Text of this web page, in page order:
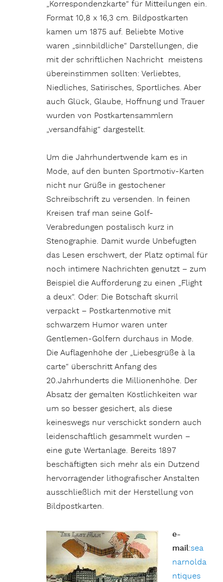
„Korrespondenzkarte“ für Mitteilungen ein.
Format 10,8 x 16,3 cm. Bildpostkarten
kamen um 1875 auf. Beliebte Motive
waren „sinnbildliche“ Darstellungen, die
mit der schriftlichen Nachricht meistens
übereinstimmen sollten: Verliebtes,
Niedliches, Satirisches, Sportliches. Aber
auch Glück, Glaube, Hoffnung und Trauer
wurden von Postkartensammlern
„versandfähig“ dargestellt.
Um die Jahrhundertwende kam es in
Mode, auf den bunten Sportmotiv-Karten
nicht nur Grüße in gestochener
Schreibschrift zu versenden. In feinen
Kreisen traf man seine Golf-
Verabredungen postalisch kurz in
Stenographie. Damit wurde Unbefugten
das Lesen erschwert, der Platz optimal für
noch intimere Nachrichten genutzt – zum
Beispiel die Aufforderung zu einen „Flight
a deux“. Oder: Die Botschaft skurril
verpackt – Postkartenmotive mit
schwarzem Humor waren unter
Gentlemen-Golfern durchaus in Mode.
Die Auflagenhöhe der „Liebesgrüße à la
carte“ überschritt Anfang des
20.Jahrhunderts die Millionenhöhe. Der
Absatz der gemalten Köstlichkeiten war
um so besser gesichert, als diese
keineswegs nur verschickt sondern auch
leidenschaftlich gesammelt wurden –
eine gute Wertanlage. Bereits 1897
beschäftigten sich mehr als ein Dutzend
hervorragender lithografischer Anstalten
ausschließlich mit der Herstellung von
Bildpostkarten.
e-
mail:sea
narnolda
ntiques